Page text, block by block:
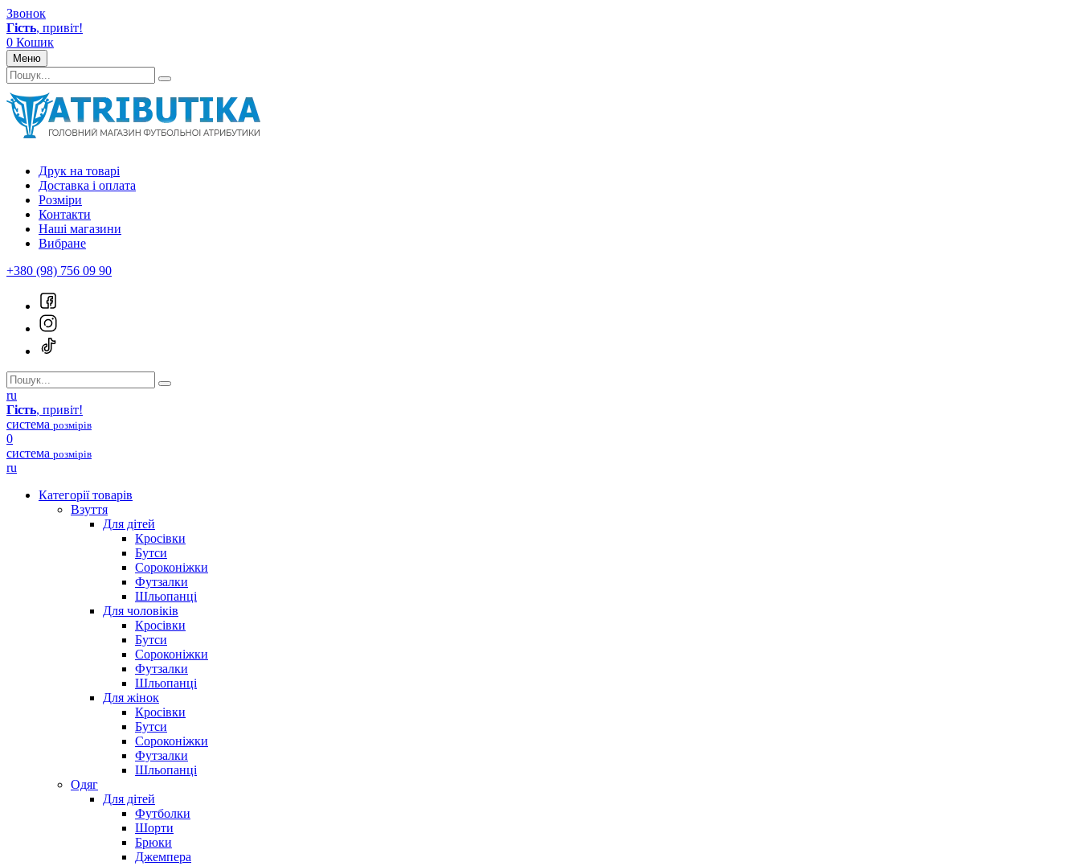
Звонок
Гість, привіт!
0 Кошик
Меню
Друк на товарі
Доставка і оплата
Розміри
Контакти
Наші магазини
Вибране
+380 (98) 756 09 90
ru
Гість, привіт!
система розмірів
0
система розмірів
ru
Категорії товарів
Взуття
Для дітей
Кросівки
Бутси
Сороконіжки
Футзалки
Шльопанці
Для чоловіків
Кросівки
Бутси
Сороконіжки
Футзалки
Шльопанці
Для жінок
Кросівки
Бутси
Сороконіжки
Футзалки
Шльопанці
Одяг
Для дітей
Футболки
Шорти
Брюки
Джемпера